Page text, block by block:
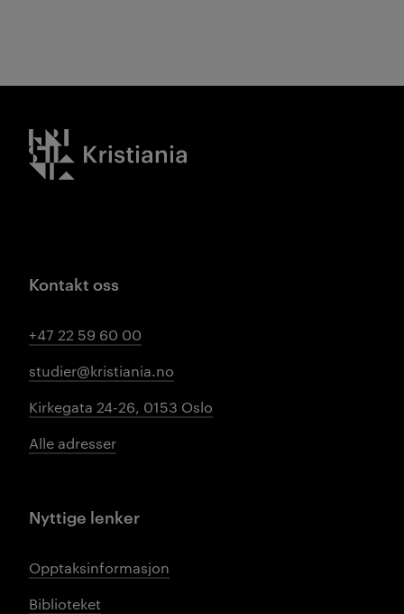
Kristiania logo
Kontakt oss
+47 22 59 60 00
studier@kristiania.no
Kirkegata 24-26, 0153 Oslo
Alle adresser
Nyttige lenker
Opptaksinformasjon
Biblioteket